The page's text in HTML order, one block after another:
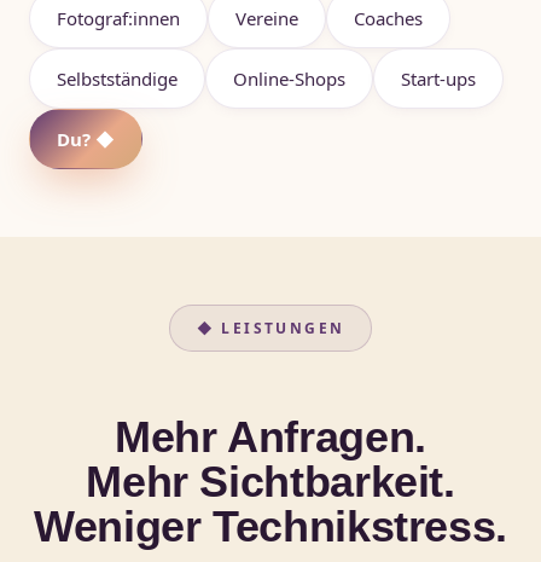
Fotograf:innen Vereine Coaches
Selbstständige Online-Shops Start-ups
Du? ◆
◆ LEISTUNGEN
Mehr Anfragen.
Mehr Sichtbarkeit.
Weniger Technikstress.